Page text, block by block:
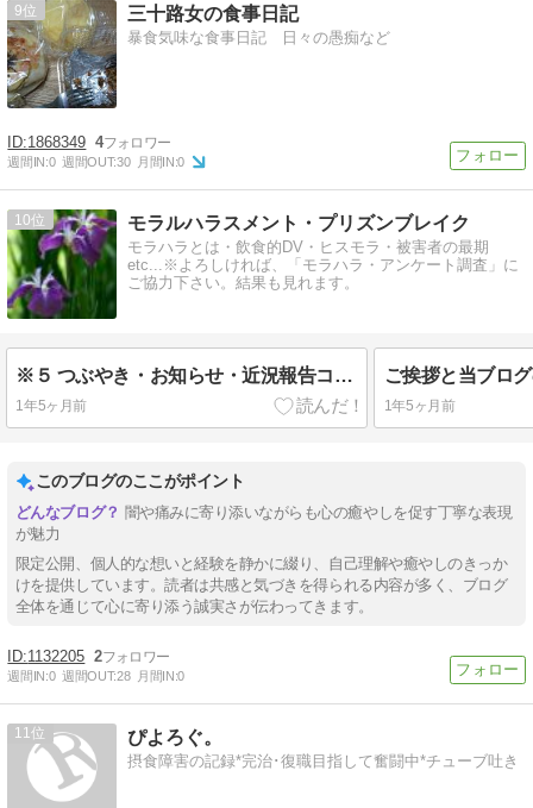
9 三十路女の食事日記
暴食気味な食事日記 日々の愚痴など
1868349 4
週間IN:0 週間OUT:30 月間IN:0
10 モラルハラスメント・プリズンブレイク
モラハラとは・飲食的DV・ヒスモラ・被害者の最期
etc...※よろしければ、「モラハラ・アンケート調査」に
ご協力下さい。結果も見れます。
※５ つぶやき・お知らせ・近況報告コーナー５（2016/08/29更新)
1年5ヶ月前
ご挨拶と当ブロ
1年5ヶ月前
このブログのここがポイント
闇や痛みに寄り添いながらも心の癒やしを促す丁寧な表現
が魅力
限定公開、個人的な想いと経験を静かに綴り、自己理解や癒やしのきっか
けを提供しています。読者は共感と気づきを得られる内容が多く、ブログ
全体を通じて心に寄り添う誠実さが伝わってきます。
1132205 2
週間IN:0 週間OUT:28 月間IN:0
11 ぴよろぐ。
摂食障害の記録*完治･復職目指して奮闘中*チューブ吐き